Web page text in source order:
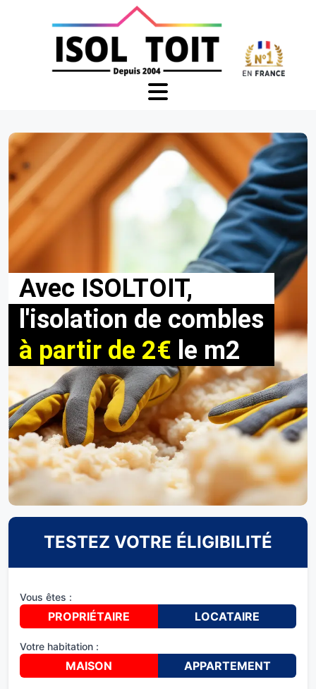
Avec ISOLTOIT,
l'isolation de combles
à partir de 2€ le m2
TESTEZ VOTRE ÉLIGIBILITÉ
Vous êtes :
PROPRIÉTAIRE LOCATAIRE
Votre habitation :
MAISON APPARTEMENT